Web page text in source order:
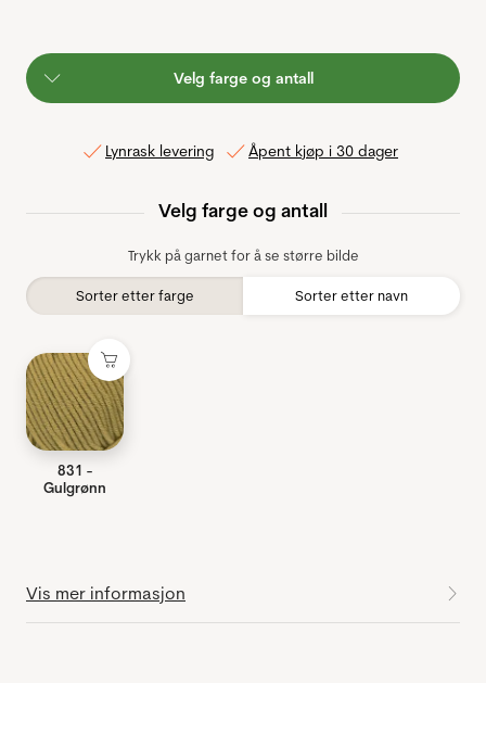
Velg farge og antall
Lynrask levering Åpent kjøp i 30 dager
Velg farge og antall
Trykk på garnet for å se større bilde
Sorter etter farge Sorter etter navn
831 -
Gulgrønn
Vis mer informasjon